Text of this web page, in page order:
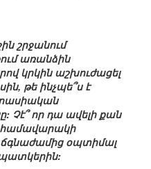
շրջանում
առանձին
կրկին աշխուժացել
թե ինչպե՞ս է
Չէ՞ որ դա ավելի քան
համավարակի
օպտիմալ